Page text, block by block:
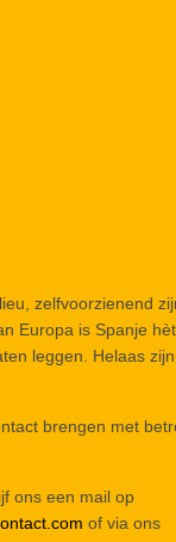
zelfvoorzienend
Europa is Spanje
leggen. Helaas
brengen met
ons een mail op
of via ons